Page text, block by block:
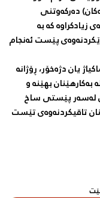
دەرکەوتنی
کە بە
پێست ئەنجام
یان دژەخۆر، ڕۆژانە
بەکارهێنان بهێنە و
لەسەر پێستی ساخ
تاقیکردنەوەی تێست